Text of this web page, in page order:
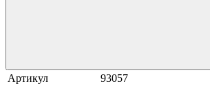
Артикул
93057